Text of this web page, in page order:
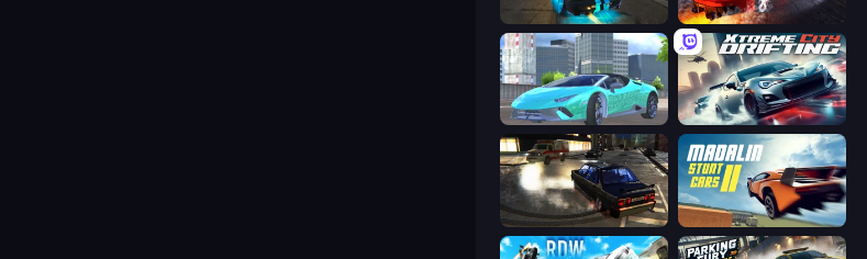
Real City Driver Xtreme City Drifting
City Classic Car Driving: 131 Madalin Stunt Cars 2